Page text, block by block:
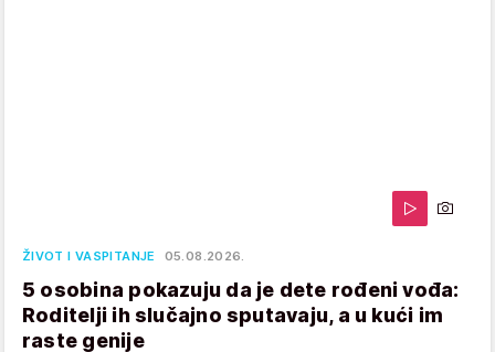
ŽIVOT I VASPITANJE 05.08.2026.
5 osobina pokazuju da je dete rođeni vođa:
Roditelji ih slučajno sputavaju, a u kući im
raste genije